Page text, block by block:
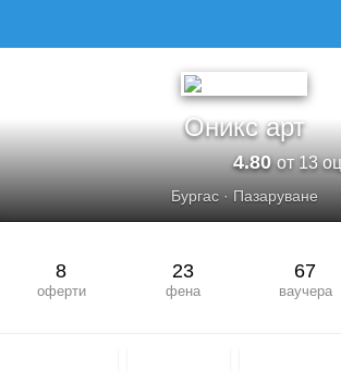
Оникс арт
4.80от 13
Бургас· Пазаруване
8
оферти
23
фена
67
ваучера